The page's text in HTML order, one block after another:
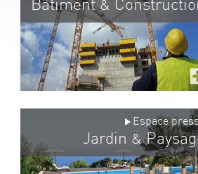
Bâtiment&
Espace
Jardin &